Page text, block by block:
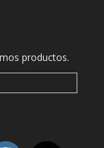
productos.